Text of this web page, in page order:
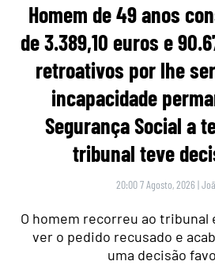
Homem de 49 anos
de 3.389,10 euros e
retroativos por lhe
incapacidade
Segurança Social a
tribunal teve
20:00 7 Agosto, 2026 |
O homem recorreu ao tribunal
ver o pedido recusado e
uma decisão